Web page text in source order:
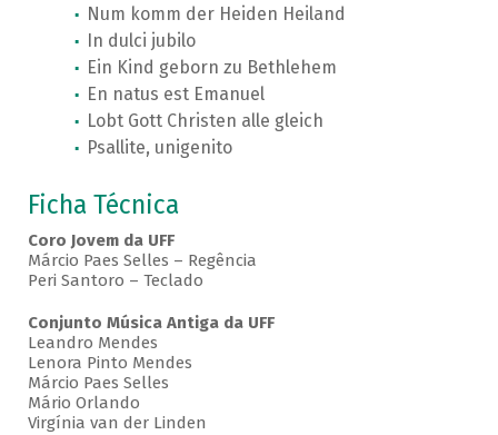
Num komm der Heiden Heiland
In dulci jubilo
Ein Kind geborn zu Bethlehem
En natus est Emanuel
Lobt Gott Christen alle gleich
Psallite, unigenito
Ficha Técnica
Coro Jovem da UFF
Márcio Paes Selles – Regência
Peri Santoro – Teclado
Conjunto Música Antiga da UFF
Leandro Mendes
Lenora Pinto Mendes
Márcio Paes Selles
Mário Orlando
Virgínia van der Linden